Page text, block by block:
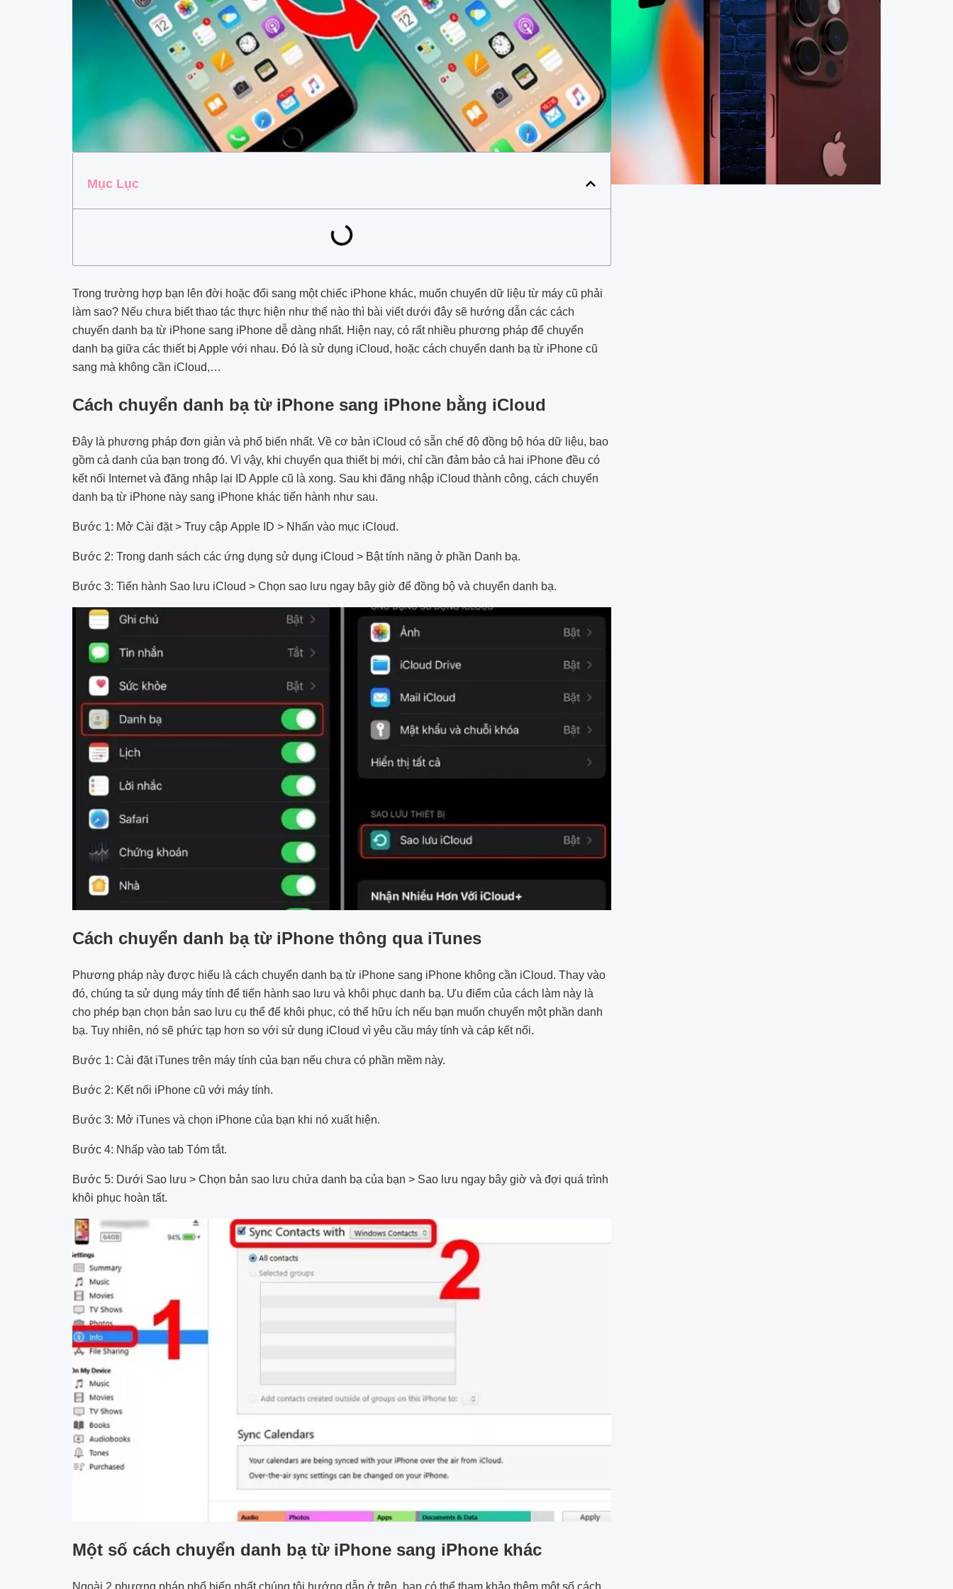
Mục Lục
Trong trường hợp bạn lên đời hoặc đổi sang một chiếc iPhone khác, muốn chuyển dữ liệu từ máy cũ phải
làm sao? Nếu chưa biết thao tác thực hiện như thế nào thì bài viết dưới đây sẽ hướng dẫn các cách
chuyển danh bạ từ iPhone sang iPhone dễ dàng nhất. Hiện nay, có rất nhiều phương pháp để chuyển
danh bạ giữa các thiết bị Apple với nhau. Đó là sử dụng iCloud, hoặc cách chuyển danh bạ từ iPhone cũ
sang mà không cần iCloud,…
Cách chuyển danh bạ từ iPhone sang iPhone bằng iCloud
Đây là phương pháp đơn giản và phổ biến nhất. Về cơ bản iCloud có sẵn chế độ đồng bộ hóa dữ liệu, bao
gồm cả danh của bạn trong đó. Vì vậy, khi chuyển qua thiết bị mới, chỉ cần đảm bảo cả hai iPhone đều có
kết nối Internet và đăng nhập lại ID Apple cũ là xong. Sau khi đăng nhập iCloud thành công, cách chuyển
danh bạ từ iPhone này sang iPhone khác tiến hành như sau.
Bước 1: Mở Cài đặt > Truy cập Apple ID > Nhấn vào mục iCloud.
Bước 2: Trong danh sách các ứng dụng sử dụng iCloud > Bật tính năng ở phần Danh bạ.
Bước 3: Tiến hành Sao lưu iCloud > Chọn sao lưu ngay bây giờ để đồng bộ và chuyển danh bạ.
Cách chuyển danh bạ từ iPhone thông qua iTunes
Phương pháp này được hiểu là cách chuyển danh bạ từ iPhone sang iPhone không cần iCloud. Thay vào
đó, chúng ta sử dụng máy tính để tiến hành sao lưu và khôi phục danh bạ. Ưu điểm của cách làm này là
cho phép bạn chọn bản sao lưu cụ thể để khôi phục, có thể hữu ích nếu bạn muốn chuyển một phần danh
bạ. Tuy nhiên, nó sẽ phức tạp hơn so với sử dụng iCloud vì yêu cầu máy tính và cáp kết nối.
Bước 1: Cài đặt iTunes trên máy tính của bạn nếu chưa có phần mềm này.
Bước 2: Kết nối iPhone cũ với máy tính.
Bước 3: Mở iTunes và chọn iPhone của bạn khi nó xuất hiện.
Bước 4: Nhấp vào tab Tóm tắt.
Bước 5: Dưới Sao lưu > Chọn bản sao lưu chứa danh bạ của bạn > Sao lưu ngay bây giờ và đợi quá trình
khôi phục hoàn tất.
Một số cách chuyển danh bạ từ iPhone sang iPhone khác